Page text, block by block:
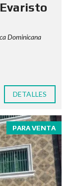
Dominicana
DETALLES
PARA VENTA